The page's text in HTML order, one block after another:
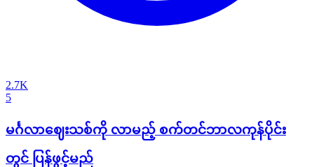
2.7K
5
မင်္ဂလာဈေးသစ်ကို လာမည့် စက်တင်ဘာလကုန်ပိုင်း
တွင် ပြန်ဖွင့်မည်